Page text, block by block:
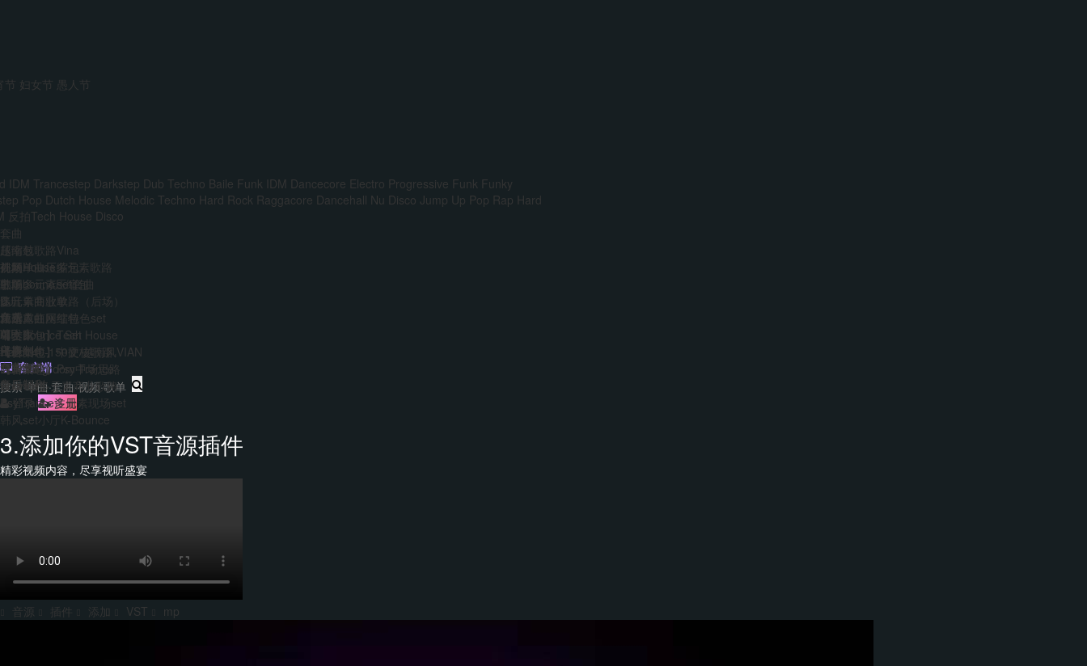
节 妇女节 愚人节
IDM Trancestep Darkstep Dub Techno Baile Funk IDM Dancecore Electro Progressive Funk Funky
Pop Dutch House Melodic Techno Hard Rock Raggacore Dancehall Nu Disco Jump Up Pop Rap Hard
反拍Tech House Disco
套曲
越南鼓歌路Vina
前场House多元素歌路
主场多元素set套曲
多元素商业歌路（后场）
江南霓虹网红特色set
中文Bounce Set
Hard140-150硬核歌路
EDM&Bigroom中场思路
Bounce多元素商业歌路
PsyTrance多元素现场set
韩风set小厅K-Bounce
压缩包
外网单曲压缩包
韩国boune压缩包
迷音单曲歌单
精选单曲压缩包
【合集包】Tech House
【合集包】中文/越南风VIAN
【合集包】Psy Trance
视频
歌单
DJ
音乐人
艺术家
免费
VIP
主题包
免费套曲
每日福利
AI
干声制作
套曲制作
音乐制作
转换
客户端
登录 注册
3.添加你的VST音源插件
精彩视频内容，尽享视听盛宴
音源 插件 添加 VST mp